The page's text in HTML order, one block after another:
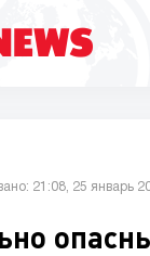
21:08, 25 январь